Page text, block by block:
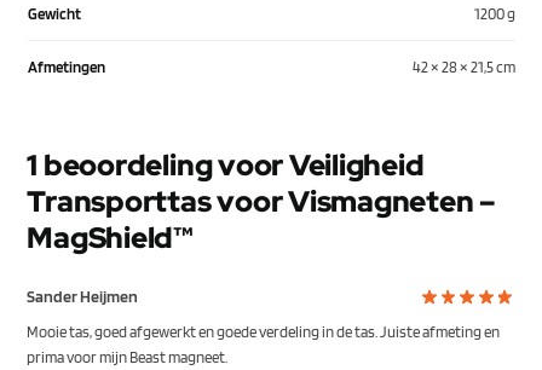
Gewicht 1200 g
Afmetingen 42 × 28 × 21,5 cm
1 beoordeling voorVeiligheid
Transporttas voor Vismagneten –
MagShield™
Sander Heijmen
Mooie tas, goed afgewerkt en goede verdeling in de tas. Juiste afmeting en
prima voor mijn Beast magneet.